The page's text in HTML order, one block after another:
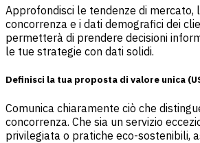
Approfondisci le tendenze di mercato,
concorrenza e i dati demografici dei
permetterà di prendere decisioni
le tue strategie con dati solidi.
Definisci la tua proposta di valore unica
Comunica chiaramente ciò che
concorrenza. Che sia un servizio
privilegiata o pratiche eco-sostenibili,